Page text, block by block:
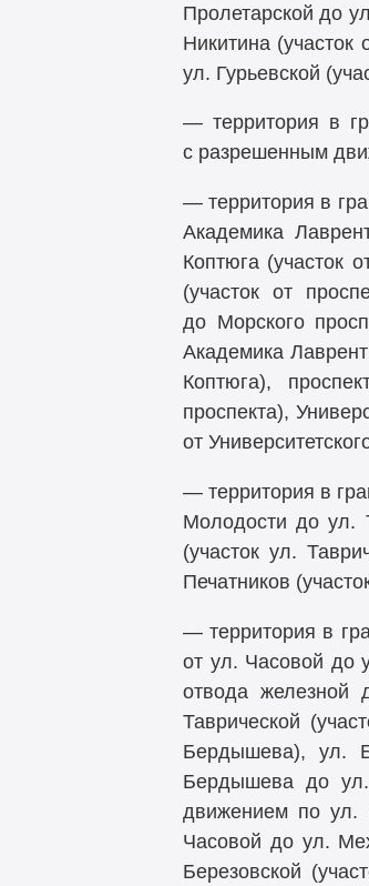
Пролетарской до
Никитина (участок
ул. Гурьевской
— территория в
с разрешенным
— территория в
Академика
Коптюга (участок
(участок от
до Морского
Академика
Коптюга),
проспекта),
от
— территория в
Молодости до ул.
(участок ул.
Печатников
— территория в
от ул. Часовой до
отвода железной
Таврической
Бердышева), ул.
Бердышева до
движением по ул.
Часовой до ул.
Березовской